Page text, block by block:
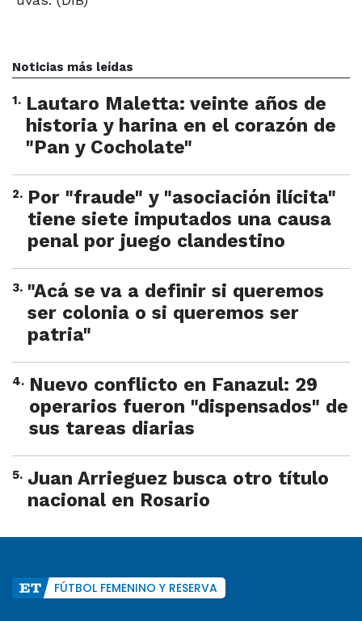
Noticias más leídas
1. Lautaro Maletta: veinte años de
historia y harina en el corazón de
"Pan y Cocholate"
2. Por "fraude" y "asociación ilícita"
tiene siete imputados una causa
penal por juego clandestino
3. "Acá se va a definir si queremos
ser colonia o si queremos ser
patria"
4. Nuevo conflicto en Fanazul: 29
operarios fueron "dispensados" de
sus tareas diarias
5. Juan Arrieguez busca otro título
nacional en Rosario
FÚTBOL FEMENINO Y RESERVA